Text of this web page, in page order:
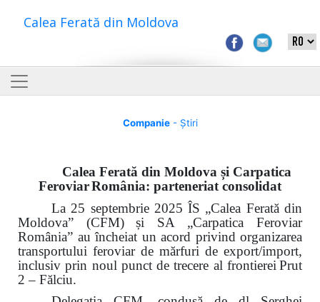
Calea Ferată din Moldova
Companie- Știri
Calea Ferată din Moldova și Carpatica
FeroviarRomânia: parteneriat consolidat
La 25 septembrie 2025 ÎS „Calea Ferată din
Moldova” (CFM)
și SA „Carpatica Feroviar
România” au încheiat un acord privind organizarea
transportului feroviar de mărfuri de export/import,
inclusiv prin noul punct de trecere al frontierei Prut
2 – Fălciu.